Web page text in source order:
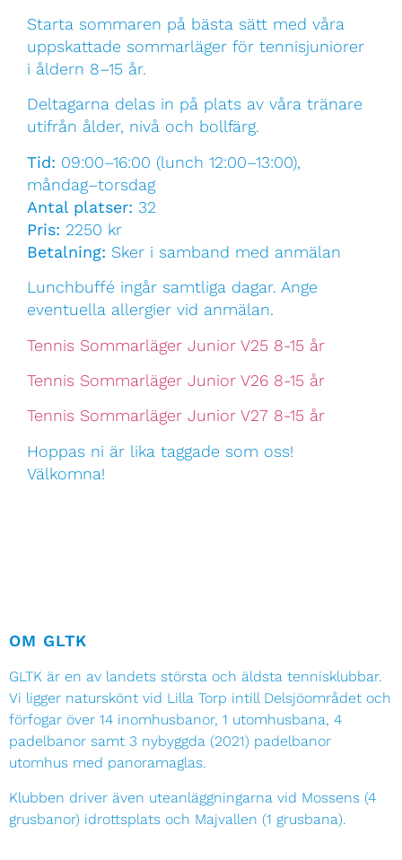
Starta sommaren på bästa sätt med våra
uppskattade sommarläger för tennisjuniorer
i åldern 8–15 år.
Deltagarna delas in på plats av våra tränare
utifrån ålder, nivå och bollfärg.
Tid: 09:00–16:00 (lunch 12:00–13:00),
måndag–torsdag
Antal platser: 32
Pris: 2250 kr
Betalning: Sker i samband med anmälan
Lunchbuffé ingår samtliga dagar. Ange
eventuella allergier vid anmälan.
Tennis Sommarläger Junior V25 8-15 år
Tennis Sommarläger Junior V26 8-15 år
Tennis Sommarläger Junior V27 8-15 år
Hoppas ni är lika taggade som oss!
Välkomna!
OM GLTK
GLTK är en av landets största och äldsta tennisklubbar.
Vi ligger naturskönt vid Lilla Torp intill Delsjöområdet och
förfogar över 14 inomhusbanor, 1 utomhusbana, 4
padelbanor samt 3 nybyggda (2021) padelbanor
utomhus med panoramaglas.
Klubben driver även uteanläggningarna vid Mossens (4
grusbanor) idrottsplats och Majvallen (1 grusbana).